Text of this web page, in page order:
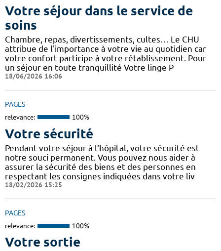
Votre séjour dans le service de
soins
Chambre, repas, divertissements, cultes… Le CHU
attribue de l'importance à votre vie au quotidien car
votre confort participe à votre rétablissement. Pour
un séjour en toute tranquillité Votre linge P
18/06/2026 16:06
PAGES
relevance: 100%
Votre sécurité
Pendant votre séjour à l'hôpital, votre sécurité est
notre souci permanent. Vous pouvez nous aider à
assurer la sécurité des biens et des personnes en
respectant les consignes indiquées dans votre liv
18/02/2026 15:25
PAGES
relevance: 100%
Votre sortie